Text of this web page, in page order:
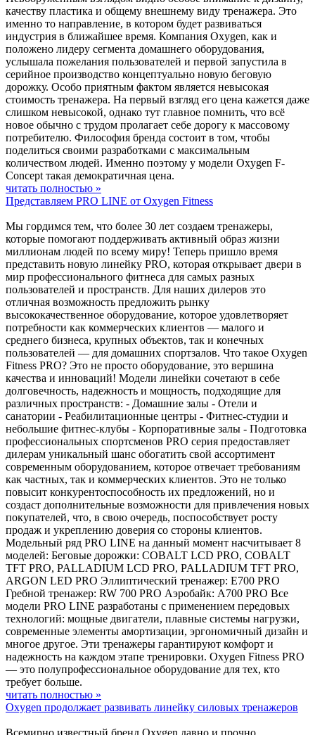
качеству пластика и общему внешнему виду тренажера. Это
именно то направление, в котором будет развиваться
индустрия в ближайшее время. Компания Oxygen, как и
положено лидеру сегмента домашнего оборудования,
услышала пожелания пользователей и первой запустила в
серийное производство концептуально новую беговую
дорожку. Особо приятным фактом является невысокая
стоимость тренажера. На первый взгляд его цена кажется даже
слишком невысокой, однако тут главное помнить, что всё
новое обычно с трудом пролагает себе дорогу к массовому
потребителю. Философия бренда состоит в том, чтобы
поделиться своими разработками с максимальным
количеством людей. Именно поэтому у модели Oxygen F-
Concept такая демократичная цена.
читать полностью »
Представляем PRO LINE от Oxygen Fitness
Мы гордимся тем, что более 30 лет создаем тренажеры,
которые помогают поддерживать активный образ жизни
миллионам людей по всему миру! Теперь пришло время
представить новую линейку PRO, которая открывает двери в
мир профессионального фитнеса для самых разных
пользователей и пространств. Для наших дилеров это
отличная возможность предложить рынку
высококачественное оборудование, которое удовлетворяет
потребности как коммерческих клиентов — малого и
среднего бизнеса, крупных объектов, так и конечных
пользователей — для домашних спортзалов. Что такое Oxygen
Fitness PRO? Это не просто оборудование, это вершина
качества и инноваций! Модели линейки сочетают в себе
долговечность, надежность и мощность, подходящие для
различных пространств: - Домашние залы - Отели и
санатории - Реабилитационные центры - Фитнес-студии и
небольшие фитнес-клубы - Корпоративные залы - Подготовка
профессиональных спортсменов PRO серия предоставляет
дилерам уникальный шанс обогатить свой ассортимент
современным оборудованием, которое отвечает требованиям
как частных, так и коммерческих клиентов. Это не только
повысит конкурентоспособность их предложений, но и
создаст дополнительные возможности для привлечения новых
покупателей, что, в свою очередь, поспособствует росту
продаж и укреплению доверия со стороны клиентов.
Модельный ряд PRO LINE на данный момент насчитывает 8
моделей: Беговые дорожки: COBALT LCD PRO, COBALT
TFT PRO, PALLADIUM LCD PRO, PALLADIUM TFT PRO,
ARGON LED PRO Эллиптический тренажер: E700 PRO
Гребной тренажер: RW 700 PRO Аэробайк: A700 PRO Все
модели PRO LINE разработаны с применением передовых
технологий: мощные двигатели, плавные системы нагрузки,
современные элементы амортизации, эргономичный дизайн и
многое другое. Эти тренажеры гарантируют комфорт и
надежность на каждом этапе тренировки. Oxygen Fitness PRO
— это полупрофессиональное оборудование для тех, кто
требует больше.
читать полностью »
Oxygen продолжает развивать линейку силовых тренажеров
Всемирно известный бренд Oxygen давно и прочно